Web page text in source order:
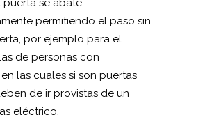
se abate
permitiendo el paso sin
por ejemplo para el
de personas con
las cuales si son puertas
de ir provistas de un
eléctrico.